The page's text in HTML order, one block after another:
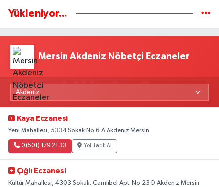
Yükleniyor...
Mersin Akdeniz Nöbetçi Eczaneler
Kaya Eczanesi
Yeni Mahallesi, 5334.Sokak No:6 A Akdeniz Mersin
0 (501) 179 21 33 Yol Tarifi Al
Çığlı Eczanesi
Kültür Mahallesi, 4303 Sokak, Çamlıbel Apt. No:23 D Akdeniz Mersin